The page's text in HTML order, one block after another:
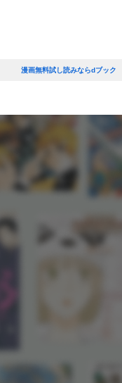
漫画無料試し読みならdブック